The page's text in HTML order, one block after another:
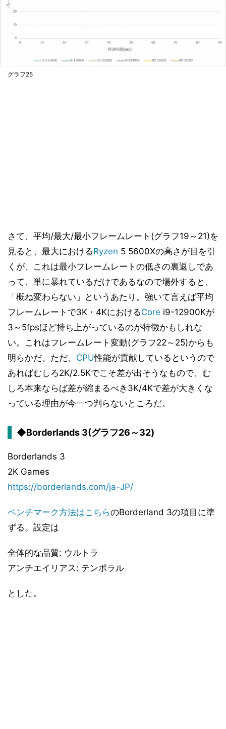
グラフ25
さて、平均/最大/最小フレームレート(グラフ19～21)を
見ると、最大におけるRyzen 5 5600Xの高さが目を引
くが、これは最小フレームレートの低さの裏返しであ
って、単に暴れているだけであるなので場外すると、
「概ね変わらない」というあたり。強いて言えば平均
フレームレートで3K・4KにおけるCore i9-12900Kが
3～5fpsほど持ち上がっているのが特徴かもしれな
い。これはフレームレート変動(グラフ22～25)からも
明らかだ。ただ、 CPU性能が貢献しているというので
あればむしろ2K/2.5Kでこそ差が出そうなもので、む
しろ本来ならば差が縮まるべき3K/4Kで差が大きくな
っている理由が今一つ判らないところだ。
◆Borderlands 3(グラフ26～32)
Borderlands 3
2K Games
https://borderlands.com/ja-JP/
ベンチマーク方法はこちらのBorderland 3の項目に準
ずる。設定は
全体的な品質: ウルトラ
アンチエイリアス: テンポラル
とした。